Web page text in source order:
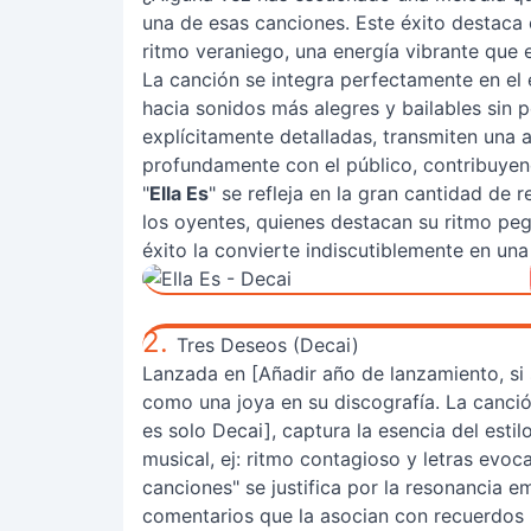
una de esas canciones. Este éxito
ritmo veraniego, una energía vibrante
La canción se integra perfectamente en
hacia sonidos más alegres y bailables sin
explícitamente detalladas, transmiten
profundamente con el público,
"Ella Es" se refleja en la gran cantidad de
los oyentes, quienes destacan su ritmo
éxito la convierte indiscutiblemente en
2. Tres Deseos (Decai)
Lanzada en [Añadir año de lanzamiento,
como una joya en su discografía. La
es solo Decai], captura la esencia del
musical, ej: ritmo contagioso y letras
canciones" se justifica por la resonancia
comentarios que la asocian con